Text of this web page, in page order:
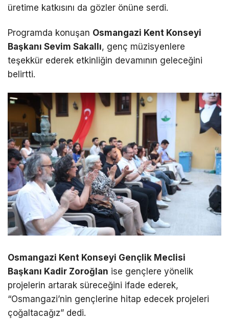
üretime katkısını da gözler önüne serdi.
Programda konuşan Osmangazi Kent Konseyi
Başkanı Sevim Sakallı, genç müzisyenlere
teşekkür ederek etkinliğin devamının geleceğini
belirtti.
Osmangazi Kent Konseyi Gençlik Meclisi
Başkanı Kadir Zoroğlan ise gençlere yönelik
projelerin artarak süreceğini ifade ederek,
“Osmangazi’nin gençlerine hitap edecek projeleri
çoğaltacağız” dedi.